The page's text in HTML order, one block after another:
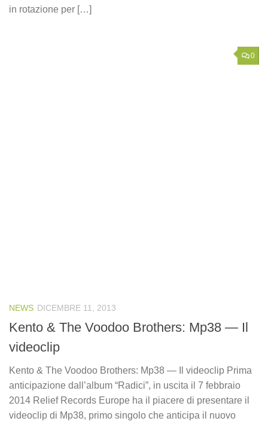
in rotazione per […]
0
NEWS DICEMBRE 11, 2013
Kento & The Voodoo Brothers: Mp38 — Il
videoclip
Kento & The Voodoo Brothers: Mp38 — Il videoclip Prima
anticipazione dall’album “Radici”, in uscita il 7 febbraio
2014 Relief Records Europe ha il piacere di presentare il
videoclip di Mp38, primo singolo che anticipa il nuovo